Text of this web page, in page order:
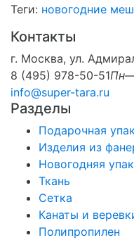
Теги: новогодние
Контакты
г. Москва, ул.
8 (495) 978-50-51
info@super-tara.ru
Разделы
Подарочная
Изделия из
Новогодняя
Ткань
Сетка
Канаты и
Полипропилен